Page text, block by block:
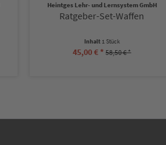
Heintges Lehr- und Lernsystem GmbH
Ratgeber-Set-Waffen
Inhalt 1 Stück
45,00 € * 58,50 € *